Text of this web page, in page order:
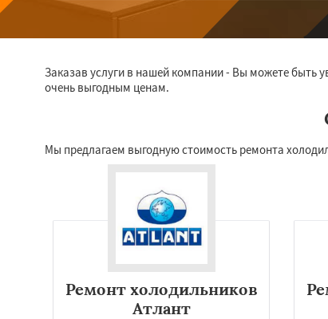
Заказав услуги в нашей компании - Вы можете быть
очень выгодным ценам.
Мы предлагаем выгодную стоимость ремонта
Ремонт холодильников
Атлант